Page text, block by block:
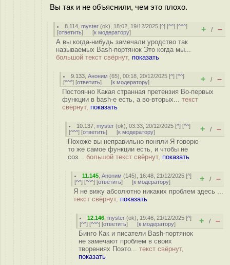
Вы так и не объяснили, чем это плохо.
8.114 ,myster (ok), 18:02, 19/12/2025 [^] [^^] [^^^]
[ответить] [к модератору] + / –
А вы когда-нибудь замечали уродство так
называемых Bash-портянок Это когда мы...
большой текст свёрнут, показать
9.133 ,Аноним (65), 00:18, 20/12/2025 [^] [^^]
[^^^] [ответить] [к модератору] + / –
Постоянно Какая странная претензия Во-первых
функции в bash-е есть, а во-вторых... текст
свёрнут, показать
10.137 ,myster (ok), 03:33, 20/12/2025 [^] [^^]
[^^^] [ответить] [к модератору] + / –
Похоже вы неправильно поняли Я говорю
то же самое функции есть, и чтобы не
соз... большой текст свёрнут, показать
11.145 ,Аноним (145), 16:48, 21/12/2025 [^]
[^^] [^^^] [ответить] [к модератору] + / –
Я не вижу абсолютно никаких проблем здесь ...
текст свёрнут, показать
12.146 ,myster (ok), 19:46, 21/12/2025 [^]
[^^] [^^^] [ответить] [к модератору] + / –
Бинго Как и писатели Bash-портянок
не замечают проблем в своих
творениях Поэто... текст свёрнут,
показать